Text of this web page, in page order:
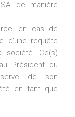
de manière
en cas de
d’une requête
société. Ce(s)
Président du
de son
en tant que